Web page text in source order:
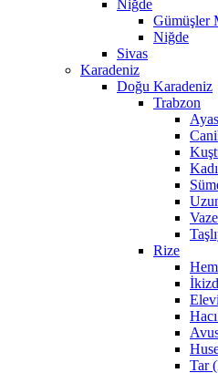
Niğde
Gümüşler
Niğde
Sivas
Karadeniz
Doğu Karadeniz
Trabzon
Rize
Tar